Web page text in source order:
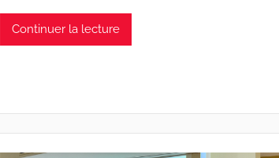
o
Continuer la lecture